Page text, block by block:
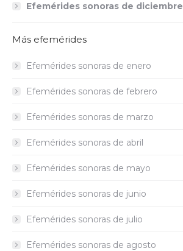
Efemérides sonoras de diciembre
Más efemérides
Efemérides sonoras de enero
Efemérides sonoras de febrero
Efemérides sonoras de marzo
Efemérides sonoras de abril
Efemérides sonoras de mayo
Efemérides sonoras de junio
Efemérides sonoras de julio
Efemérides sonoras de agosto